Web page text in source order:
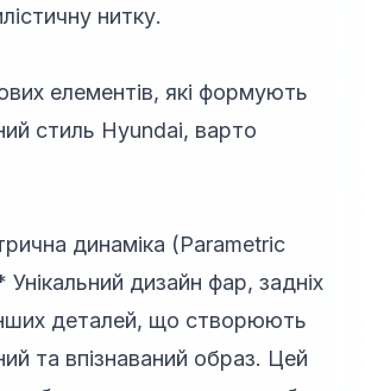
нитку.
елементів, які формують
стиль Hyundai, варто
динаміка (Parametric
дизайн фар, задніх
деталей, що створюють
та впізнаваний образ. Цей